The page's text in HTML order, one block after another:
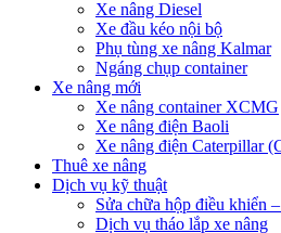
Xe nâng Diesel
Xe đầu kéo nội bộ
Phụ tùng xe nâng Kalmar
Ngáng chụp container
Xe nâng mới
Xe nâng container XCMG
Xe nâng điện Baoli
Xe nâng điện Caterpillar
Thuê xe nâng
Dịch vụ kỹ thuật
Sửa chữa hộp điều khiển
Dịch vụ tháo lắp xe nâng